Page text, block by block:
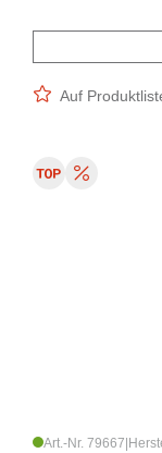
Auf
Art.-Nr. 79667